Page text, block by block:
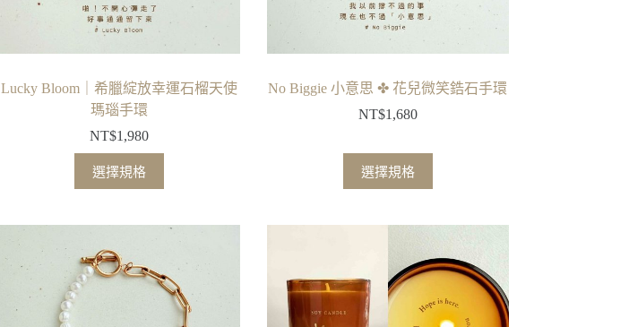
頁
面
選
選
項
Lucky Bloom｜希臘綻放幸運石榴天使
瑪瑙手環
NT$1,980
選擇規格
此
產
有
多
種
No Biggie 小意思 ✤ 花兒微笑鋯石手環
NT$1,680
選擇規格
此
產
有
種
款
式。